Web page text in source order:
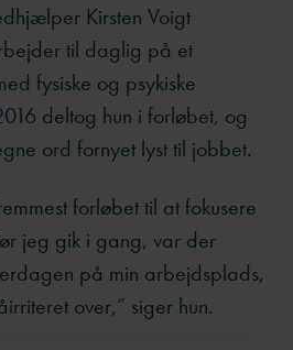
Kirsten Voigt
til daglig på et
fysiske og psykiske
deltog hun i forløbet, og
ord fornyet lyst til jobbet.
forløbet til at fokusere
jeg gik i gang, var der
på min arbejdsplads,
over,” siger hun.